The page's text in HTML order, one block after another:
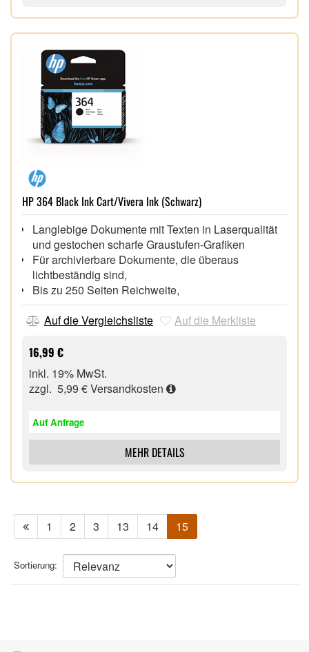
HP 364 Black Ink Cart/Vivera Ink (Schwarz)
Langlebige Dokumente mit Texten in Laserqualität
und gestochen scharfe Graustufen-Grafiken
Für archivierbare Dokumente, die überaus
lichtbeständig sind,
Bis zu 250 Seiten Reichweite,
Auf die Vergleichsliste
Auf die Merkliste
16,99 €
inkl. 19% MwSt.
zzgl. 5,99 €Versandkosten
Auf Anfrage
MEHR DETAILS
1 2 3 13 14 15
Sortierung: